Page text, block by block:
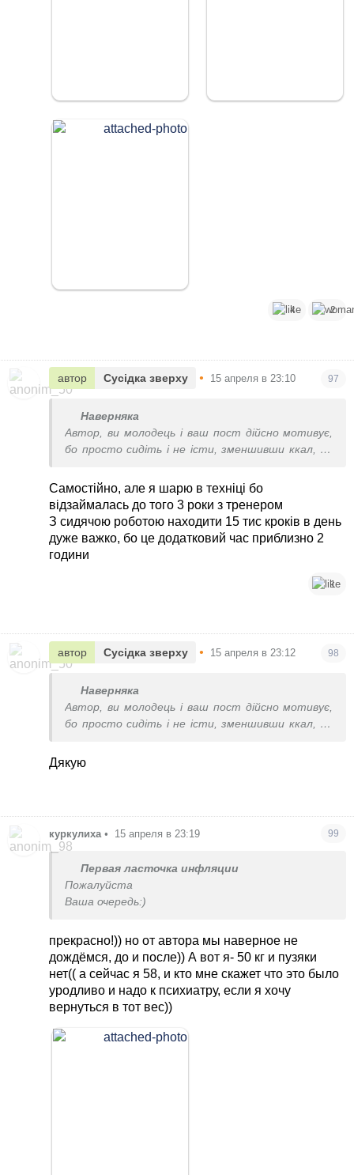
4 2
автор Сусідка зверху • 15 апреля в 23:10 97
Наверняка
Автор, ви молодець і ваш пост дійсно мотивує,
бо просто сидіть і не істи, зменшивши ккал, не
про що. Ви в залі самостійно займалися чи з
тренером ?
Самостійно, але я шарю в техніці бо
відзаймалась до того 3 роки з тренером
З сидячою роботою находити 15 тис кроків в день
дуже важко, бо це додатковий час приблизно 2
години
1
автор Сусідка зверху • 15 апреля в 23:12 98
Наверняка
Автор, ви молодець і ваш пост дійсно мотивує,
бо просто сидіть і не істи, зменшивши ккал, не
про що. Ви в залі самостійно займалися чи з
Дякую
куркулиха • 15 апреля в 23:19 99
Первая ласточка инфляции
Пожалуйста
Ваша очередь:)
прекрасно!)) но от автора мы наверное не
дождёмся, до и после)) А вот я- 50 кг и пузяки
нет(( а сейчас я 58, и кто мне скажет что это было
уродливо и надо к психиатру, если я хочу
вернуться в тот вес))